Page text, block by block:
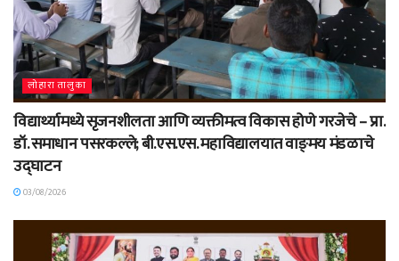
लोहारा तालुका
विद्यार्थ्यामध्ये सृजनशीलता आणि व्यक्तीमत्व विकास होणे गरजेचे – प्रा.
डॉ. समाधान पसरकल्ले; बी.एस.एस. महाविद्यालयात वाङ्‌मय मंडळाचे
उद्घाटन
03/08/2026